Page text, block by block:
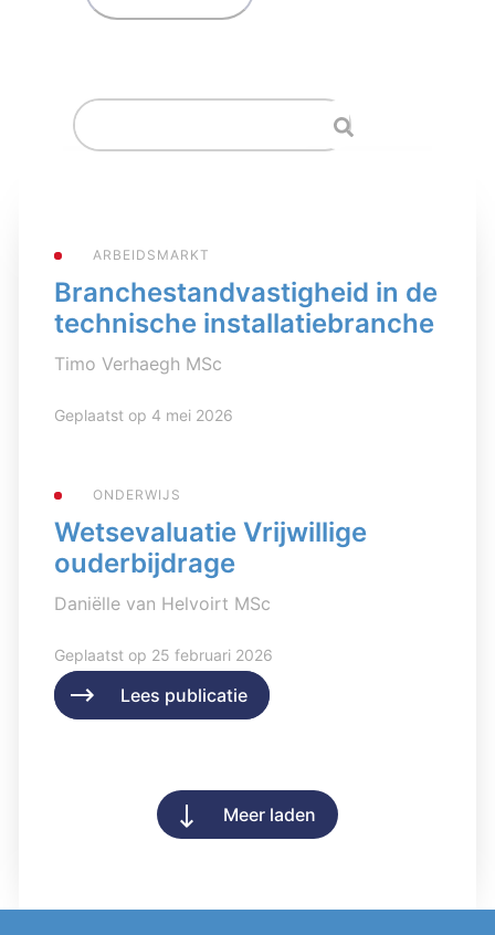
ARBEIDSMARKT
Branchestandvastigheid in de
technische installatiebranche
Timo Verhaegh MSc
Geplaatst op 4 mei 2026
Lees publicatie
ONDERWIJS
Wetsevaluatie Vrijwillige
ouderbijdrage
Daniëlle van Helvoirt MSc
Geplaatst op 25 februari 2026
Lees publicatie
Meer laden